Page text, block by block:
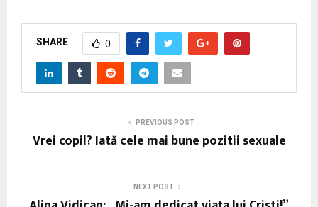
SHARE 0
PREVIOUS POST
Vrei copil? Iată cele mai bune pozitii sexuale
NEXT POST